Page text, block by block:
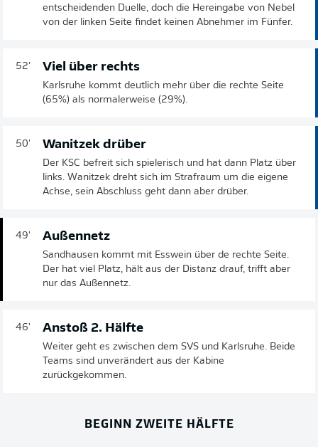
entscheidenden Duelle, doch die Hereingabe von Nebel
von der linken Seite findet keinen Abnehmer im Fünfer.
52' Viel über rechts
Karlsruhe kommt deutlich mehr über die rechte Seite
(65%) als normalerweise (29%).
50' Wanitzek drüber
Der KSC befreit sich spielerisch und hat dann Platz über
links. Wanitzek dreht sich im Strafraum um die eigene
Achse, sein Abschluss geht dann aber drüber.
49' Außennetz
Sandhausen kommt mit Esswein über de rechte Seite.
Der hat viel Platz, hält aus der Distanz drauf, trifft aber
nur das Außennetz.
46' Anstoß 2. Hälfte
Weiter geht es zwischen dem SVS und Karlsruhe. Beide
Teams sind unverändert aus der Kabine
zurückgekommen.
BEGINN ZWEITE HÄLFTE